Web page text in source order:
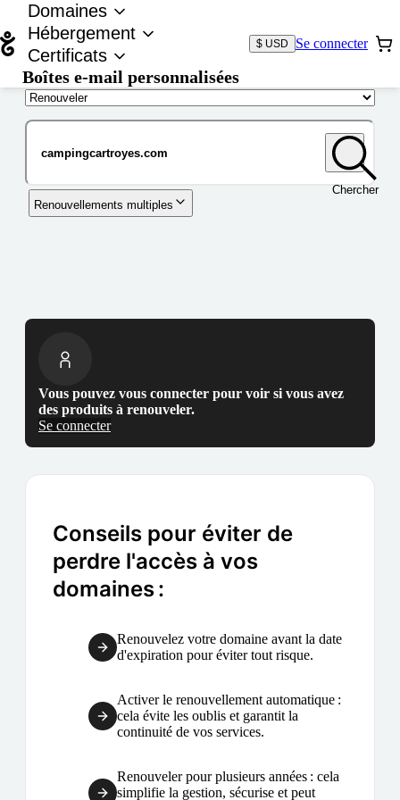
Domaines
Hébergement
Certificats
Boîtes e-mail personnalisées
$ USD Se connecter
Chercher
Renouvellements multiples
Vous pouvez vous connecter pour voir si vous avez
des produits à renouveler.
Se connecter
Conseils pour éviter de
perdre l'accès à vos
domaines :
Renouvelez votre domaine avant la date
d'expiration pour éviter tout risque.
Activer le renouvellement automatique :
cela évite les oublis et garantit la
continuité de vos services.
Renouveler pour plusieurs années : cela
simplifie la gestion, sécurise et peut